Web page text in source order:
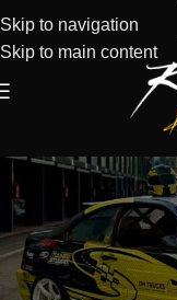
Skip to navigation
Skip to main content